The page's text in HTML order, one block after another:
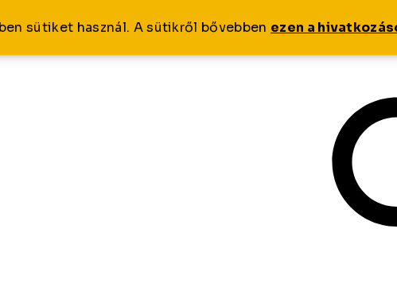
sütiket használ. A sütikről bővebben ezen a